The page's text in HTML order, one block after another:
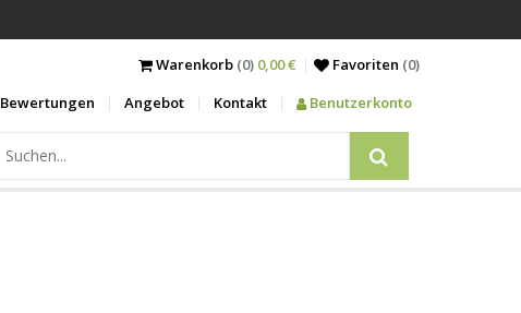
Warenkorb(0) 0,00 € Favoriten (0)
Bewertungen Angebot Kontakt Benutzerkonto